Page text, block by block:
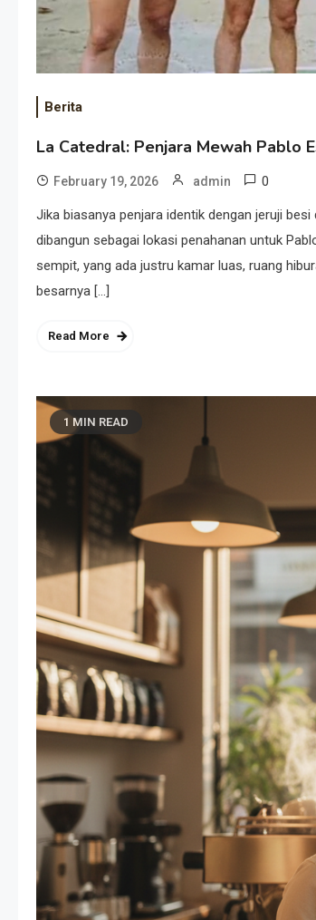
Berita
La Catedral: Penjara Mewah Pablo
February 19, 2026 admin 0
Jika biasanya penjara identik dengan jeruji
dibangun sebagai lokasi penahanan untuk
sempit, yang ada justru kamar luas, ruang
besarnya […]
Read More
1 MIN READ